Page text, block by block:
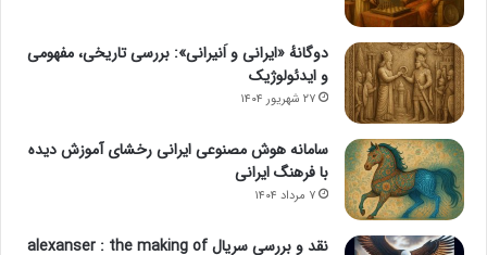
دوگانهٔ «ایرانی و اَنیرانی»: بررسی تاریخی، مفهومی
و ایدئولوژیک
۲۷ شهریور ۱۴۰۴
سامانه هوش مصنوعی ایرانی رخشای آموزش دیده
با فرهنگ ایرانی
۷ مرداد ۱۴۰۴
نقد و بررسی سریال alexanser : the making of